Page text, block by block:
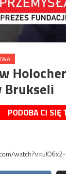
Brukseli
PODOBA CI SIĘ
watch?v=ulO6x2-